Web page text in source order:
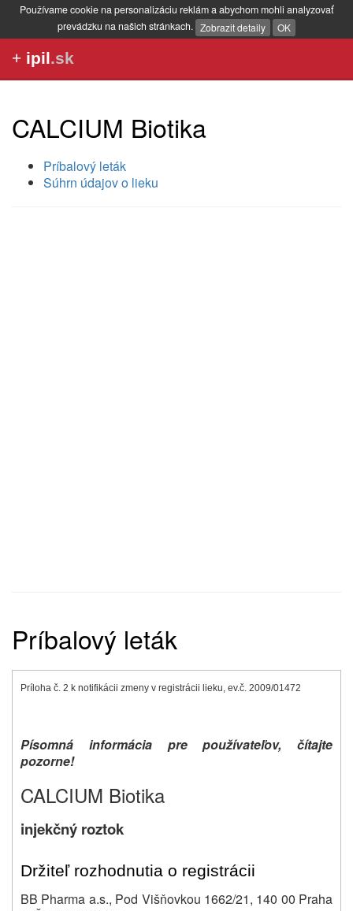
Používame cookie na personalizáciu reklám a abychom mohli analyzovať
prevádzku na našich stránkach. Zobrazit detaily OK
+ ipil.sk
CALCIUM Biotika
Príbalový leták
Súhrn údajov o lieku
Príbalový leták
Príloha č. 2 k notifikácii zmeny v registrácii lieku, ev.č. 2009/01472
Písomná
informácia pre používateľov, čítajte
pozorne!
CALCIUM Biotika
injekčný roztok
Držiteľ rozhodnutia o registrácii
BB Pharma a.s., Pod Višňovkou 1662/21, 140 00 Praha